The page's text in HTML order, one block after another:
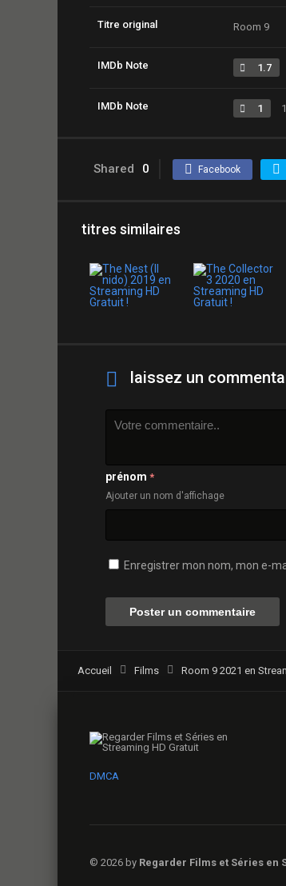
Titre original Room 9
IMDb Note 1.7
IMDb Note 1
Shared 0 Facebook
titres similaires
laissez un
prénom *
Ajouter un nom d'affichage
Enregistrer mon nom, mon e-
Accueil Films Room 9 2021 en
DMCA
© 2026 by Regarder Films et Séries en